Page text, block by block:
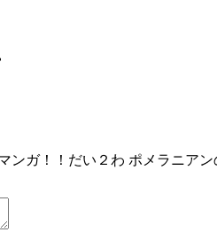
ンガ！！ だい２わ ポメラニアン